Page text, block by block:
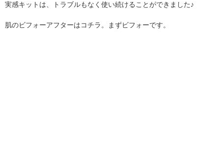
実感キットは、トラブルもなく使い続けることができました♪
肌のビフォーアフターはコチラ。まずビフォーです。